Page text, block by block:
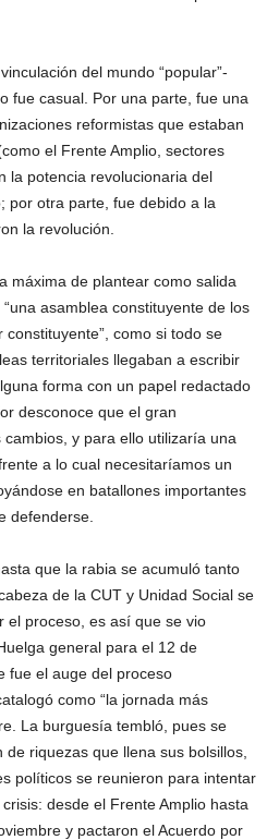
del mundo “popular”-
fue casual. Por una parte, fue una
reformistas que estaban
el Frente Amplio, sectores
la potencia revolucionaria del
por otra parte, fue debido a la
la revolución.
máxima de plantear como salida
asamblea constituyente de los
constituyente”, como si todo se
territoriales llegaban a escribir
forma con un papel redactado
desconoce que el gran
y para ello utilizaría una
a lo cual necesitaríamos un
en batallones importantes
defenderse.
que la rabia se acumuló tanto
de la CUT y Unidad Social se
el proceso, es así que se vio
general para el 12 de
fue el auge del proceso
como “la jornada más
La burguesía tembló, pues se
riquezas que llena sus bolsillos,
políticos se reunieron para intentar
desde el Frente Amplio hasta
y pactaron el Acuerdo por